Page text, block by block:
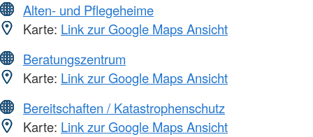
Alten- und Pflegeheime
Karte: Link zur Google Maps Ansicht
Beratungszentrum
Karte: Link zur Google Maps Ansicht
Bereitschaften / Katastrophenschutz
Karte: Link zur Google Maps Ansicht